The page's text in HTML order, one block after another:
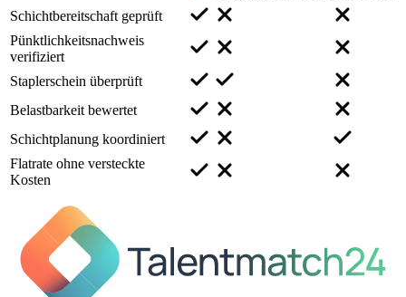
Schichtbereitschaft geprüft
Pünktlichkeitsnachweis
verifiziert
Staplerschein überprüft
Belastbarkeit bewertet
Schichtplanung koordiniert
Flatrate ohne versteckte
Kosten